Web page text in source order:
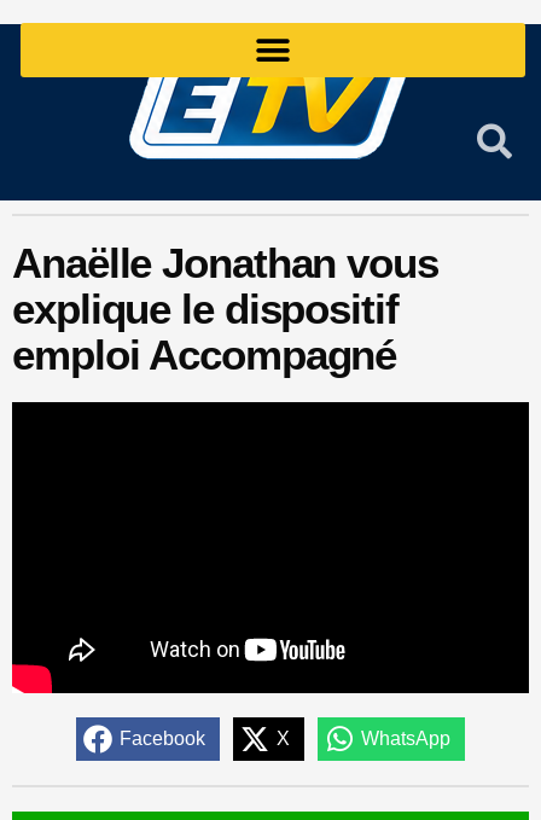
Anaëlle Jonathan vous
explique le dispositif
emploi Accompagné
Facebook X WhatsApp